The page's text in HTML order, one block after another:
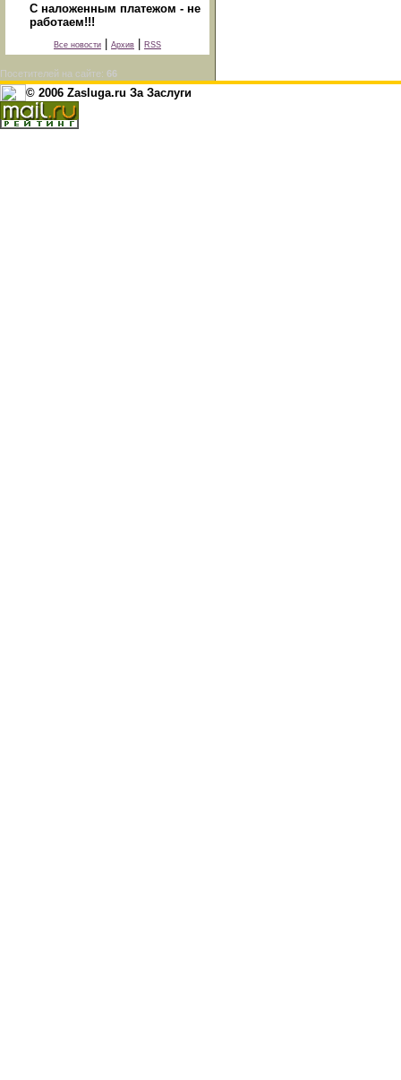
С наложенным платежом - не
работаем!!!
Все новости Архив RSS
Посетителей на сайте: 66
© 2006 Zasluga.ru За Заслуги